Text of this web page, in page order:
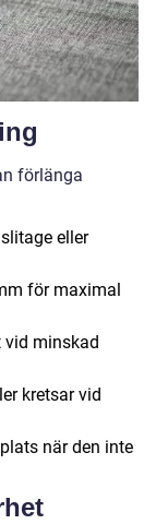
förlänga
eller
för maximal
vid minskad
kretsar vid
när den inte